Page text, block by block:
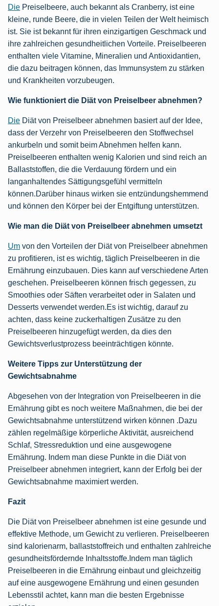
Die Preiselbeere, auch bekannt als Cranberry, ist eine
kleine, runde Beere, die in vielen Teilen der Welt heimisch
ist. Sie ist bekannt für ihren einzigartigen Geschmack und
ihre zahlreichen gesundheitlichen Vorteile. Preiselbeeren
enthalten viele Vitamine, Mineralien und Antioxidantien,
die dazu beitragen können, das Immunsystem zu stärken
und Krankheiten vorzubeugen.
Wie funktioniert die Diät von Preiselbeer abnehmen?
Die Diät von Preiselbeer abnehmen basiert auf der Idee,
dass der Verzehr von Preiselbeeren den Stoffwechsel
ankurbeln und somit beim Abnehmen helfen kann.
Preiselbeeren enthalten wenig Kalorien und sind reich an
Ballaststoffen, die die Verdauung fördern und ein
langanhaltendes Sättigungsgefühl vermitteln
können.Darüber hinaus wirken sie entzündungshemmend
und können den Körper bei der Entgiftung unterstützen.
Wie man die Diät von Preiselbeer abnehmen umsetzt
Um von den Vorteilen der Diät von Preiselbeer abnehmen
zu profitieren, ist es wichtig, täglich Preiselbeeren in die
Ernährung einzubauen. Dies kann auf verschiedene Arten
geschehen. Preiselbeeren können frisch gegessen, zu
Smoothies oder Säften verarbeitet oder in Salaten und
Desserts verwendet werden.Es ist wichtig, darauf zu
achten, dass keine zuckerhaltigen Zusätze zu den
Preiselbeeren hinzugefügt werden, da dies den
Gewichtsverlustprozess beeinträchtigen könnte.
Weitere Tipps zur Unterstützung der
Gewichtsabnahme
Abgesehen von der Integration von Preiselbeeren in die
Ernährung gibt es noch weitere Maßnahmen, die bei der
Gewichtsabnahme unterstützend wirken können .Dazu
zählen regelmäßige körperliche Aktivität, ausreichend
Schlaf, Stressreduktion und eine ausgewogene
Ernährung. Indem man diese Punkte in die Diät von
Preiselbeer abnehmen integriert, kann der Erfolg bei der
Gewichtsabnahme maximiert werden.
Fazit
Die Diät von Preiselbeer abnehmen ist eine gesunde und
effektive Methode, um Gewicht zu verlieren. Preiselbeeren
sind kalorienarm, ballaststoffreich und enthalten zahlreiche
gesundheitsfördernde Inhaltsstoffe.Indem man täglich
Preiselbeeren in die Ernährung einbaut und gleichzeitig
auf eine ausgewogene Ernährung und einen gesunden
Lebensstil achtet, kann man die besten Ergebnisse